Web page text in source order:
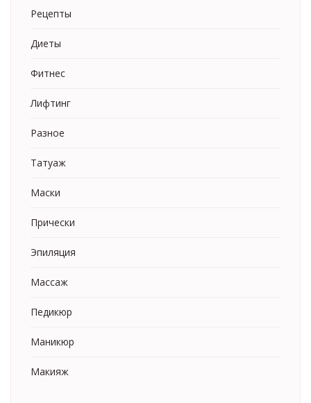
Рецепты
Диеты
Фитнес
Лифтинг
Разное
Татуаж
Маски
Прически
Эпиляция
Массаж
Педикюр
Маникюр
Макияж